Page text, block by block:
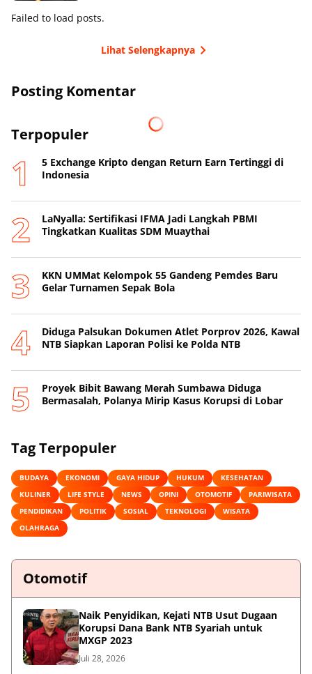
Failed to load posts.
Lihat Selengkapnya
Posting Komentar
Terpopuler
5 Exchange Kripto dengan Return Earn Tertinggi di
Indonesia
LaNyalla: Sertifikasi IFMA Jadi Langkah PBMI
Tingkatkan Kualitas SDM Muaythai
KKN UMMat Kelompok 55 Gandeng Pemdes Baru
Gelar Turnamen Sepak Bola
Diduga Palsukan Dokumen Atlet Porprov 2026, Kawal
NTB Siapkan Laporan Polisi ke Polda NTB
Proyek Bibit Bawang Merah Sumbawa Diduga
Bermasalah, Polanya Mirip Kasus Korupsi di Lobar
Tag Terpopuler
BUDAYA EKONOMI GAYA HIDUP HUKUM
KESEHATAN
KULINER
LIFE STYLE NEWS OPINI OTOMOTIF
PARIWISATA
PENDIDIKAN
POLITIK SOSIAL TEKNOLOGI
WISATA
OLAHRAGA
Otomotif
Naik Penyidikan, Kejati NTB Usut Dugaan
Korupsi Dana Bank NTB Syariah untuk
MXGP 2023
Juli 28, 2026